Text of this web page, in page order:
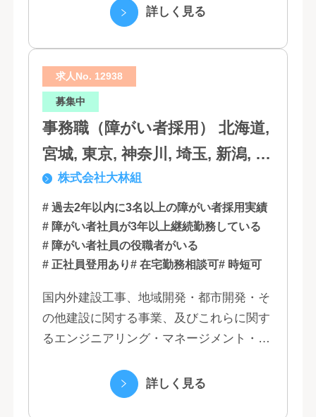
（5）営業代行業務 （6...詳しく見る
求人No. 12938
募集中
事務職（障がい者採用） 北海道,
宮城, 東京, 神奈川, 埼玉, 新潟, 愛
知, 大阪, 京都, 兵庫, 広島, 香川,
福岡
株式会社大林組
# 過去2年以内に3名以上の障がい者採用実績
# 障がい者社員が3年以上継続勤務している
# 障がい者社員の役職者がいる
# 正社員登用あり# 在宅勤務相談可# 時短可
国内外建設工事、地域開発・都市開発・そ
の他建設に関する事業、及びこれらに関す
るエンジニアリング・マネージメント・コ
詳しく見る